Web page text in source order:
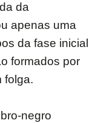
da
apenas uma
da fase inicial
formados por
folga.
negro